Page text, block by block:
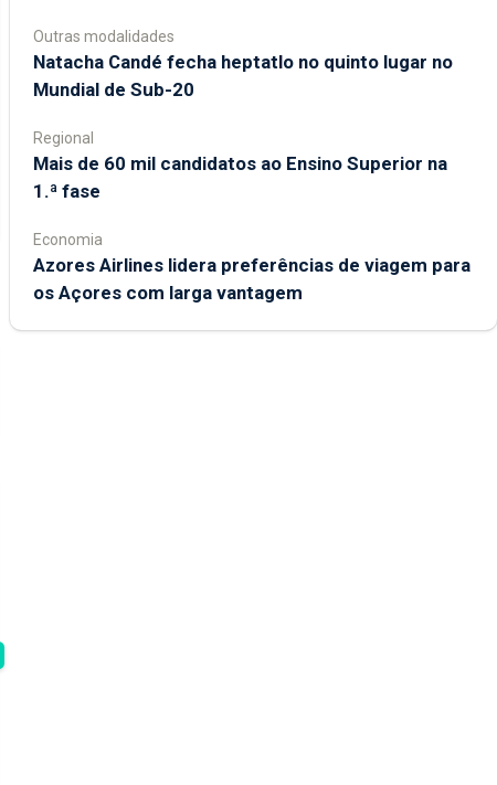
Outras modalidades
Natacha Candé fecha heptatlo no quinto lugar no
Mundial de Sub-20
Regional
Mais de 60 mil candidatos ao Ensino Superior na
1.ª fase
Economia
Azores Airlines lidera preferências de viagem para
os Açores com larga vantagem